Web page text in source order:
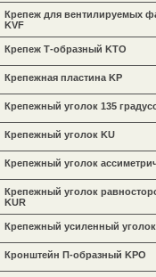
Крепеж для вентилируемых
KVF
Крепеж Т-образный KTO
Крепежная пластина KP
Крепежный уголок 135
Крепежный уголок KU
Крепежный уголок
Крепежный уголок
KUR
Крепежный усиленный
Кронштейн П-образный KPO